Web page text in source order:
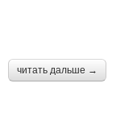
читать дальше →